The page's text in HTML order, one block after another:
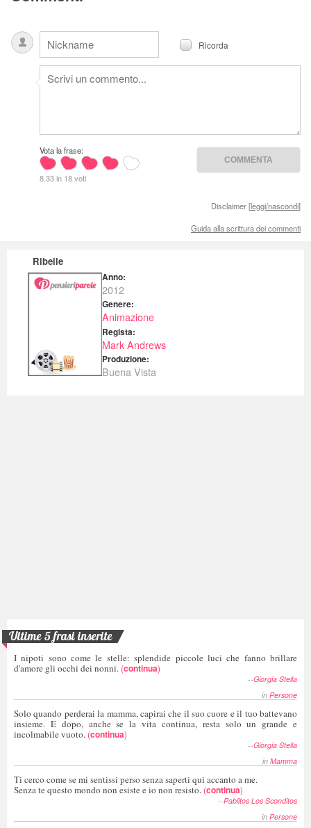
Ricorda
Vota la frase:
8.33 in 18 voti
Disclaimer [leggi/nascondi]
Guida alla scrittura dei commenti
Ribelle
Anno:
2012
Genere:
Animazione
Regista:
Mark Andrews
Produzione:
Buena Vista
Ultime 5 frasi inserite
I nipoti sono come le stelle: splendide piccole luci che fanno brillare
d'amore gli occhi dei nonni. (continua)
--Giorgia Stella
in Persone
Solo quando perderai la mamma, capirai che il suo cuore e il tuo battevano
insieme. E dopo, anche se la vita continua, resta solo un grande e
incolmabile vuoto. (continua)
--Giorgia Stella
in Mamma
Ti cerco come se mi sentissi perso senza saperti qui accanto a me.
Senza te questo mondo non esiste e io non resisto. (continua)
--Pablitos Los Sconditos
in Persone